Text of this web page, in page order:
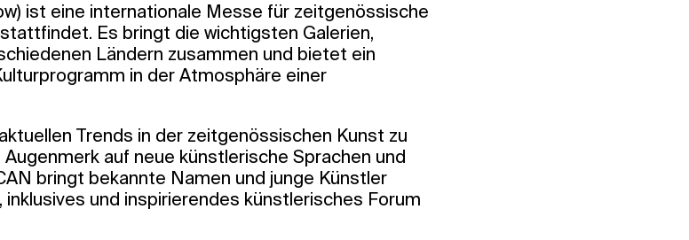
ist eine internationale Messe für zeitgenössische
Es bringt die wichtigsten Galerien,
Ländern zusammen und bietet ein
in der Atmosphäre einer
Trends in der zeitgenössischen Kunst zu
auf neue künstlerische Sprachen und
bringt bekannte Namen und junge Künstler
und inspirierendes künstlerisches Forum